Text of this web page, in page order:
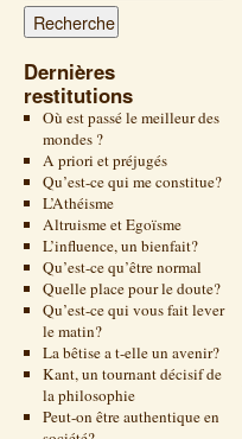
Dernières
restitutions
Où est passé le meilleur des
mondes ?
A priori et préjugés
Qu’est-ce qui me constitue?
L’Athéisme
Altruisme et Egoïsme
L’influence, un bienfait?
Qu’est-ce qu’être normal
Quelle place pour le doute?
Qu’est-ce qui vous fait lever
le matin?
La bêtise a t-elle un avenir?
Kant, un tournant décisif de
la philosophie
Peut-on être authentique en